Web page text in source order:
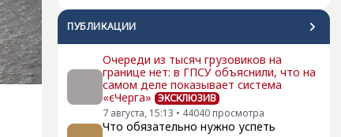
ПУБЛИКАЦИИ
Очереди из тысяч грузовиков на
границе нет: в ГПСУ объяснили, что на
самом деле показывает система
«єЧерга» ЭКСКЛЮЗИВ
7 августа, 15:13 • 44040 просмотра
Что обязательно нужно успеть